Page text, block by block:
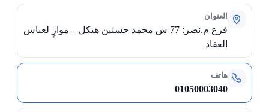
العنوان
فرع م.نصر: 77 ش محمد حسنين هيكل – موازٍ لعباس
العقاد
هاتف
01050003040